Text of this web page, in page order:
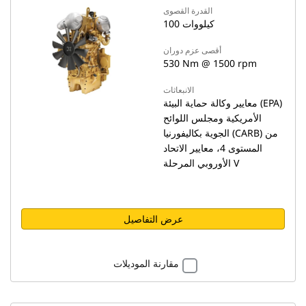
القدرة القصوى
100 كيلووات
أقصى عزم دوران
530 Nm @ 1500 rpm
الانبعاثات
معايير وكالة حماية البيئة (EPA)
الأمريكية ومجلس اللوائح
الجوية بكاليفورنيا (CARB) من
المستوى 4، معايير الاتحاد
الأوروبي المرحلة V
عرض التفاصيل
مقارنة الموديلات